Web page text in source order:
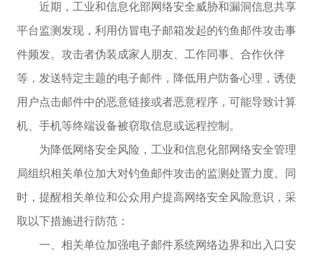
近期，工业和信息化部网络安全威胁和漏洞信息共享
平台监测发现，利用仿冒电子邮箱发起的钓鱼邮件攻击事
件频发。攻击者伪装成家人朋友、工作同事、合作伙伴
等，发送特定主题的电子邮件，降低用户防备心理，诱使
用户点击邮件中的恶意链接或者恶意程序，可能导致计算
机、手机等终端设备被窃取信息或远程控制。
为降低网络安全风险，工业和信息化部网络安全管理
局组织相关单位加大对钓鱼邮件攻击的监测处置力度。同
时，提醒相关单位和公众用户提高网络安全风险意识，采
取以下措施进行防范：
一、相关单位加强电子邮件系统网络边界和出入口安